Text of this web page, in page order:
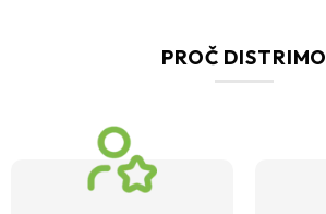
PROČ DISTRIMO